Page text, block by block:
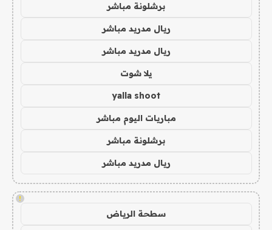
برشلونة مباشر
ريال مدريد مباشر
ريال مدريد مباشر
يلا شوت
yalla shoot
مباريات اليوم مباشر
برشلونة مباشر
ريال مدريد مباشر
!
سطحة الرياض